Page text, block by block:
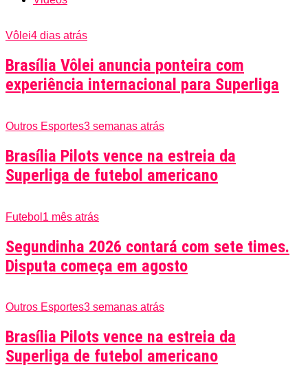
Vôlei4 dias atrás
Brasília Vôlei anuncia ponteira com
experiência internacional para Superliga
Outros Esportes3 semanas atrás
Brasília Pilots vence na estreia da
Superliga de futebol americano
Futebol 1 mês atrás
Segundinha 2026 contará com sete times.
Disputa começa em agosto
Outros Esportes3 semanas atrás
Brasília Pilots vence na estreia da
Superliga de futebol americano